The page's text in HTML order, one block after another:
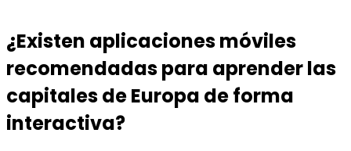
¿Existen aplicaciones móviles
recomendadas para aprender las
capitales de Europa de forma
interactiva?